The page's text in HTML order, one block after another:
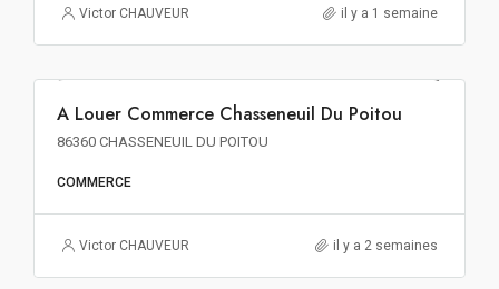
Victor CHAUVEUR il y a 1 semaine
A LOUER
120€ m²/an HT HC
A Louer Commerce Chasseneuil Du Poitou
86360 CHASSENEUIL DU POITOU
COMMERCE
Victor CHAUVEUR il y a 2 semaines